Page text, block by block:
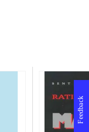
Feedback